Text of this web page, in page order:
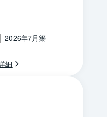
2026年7月築
細